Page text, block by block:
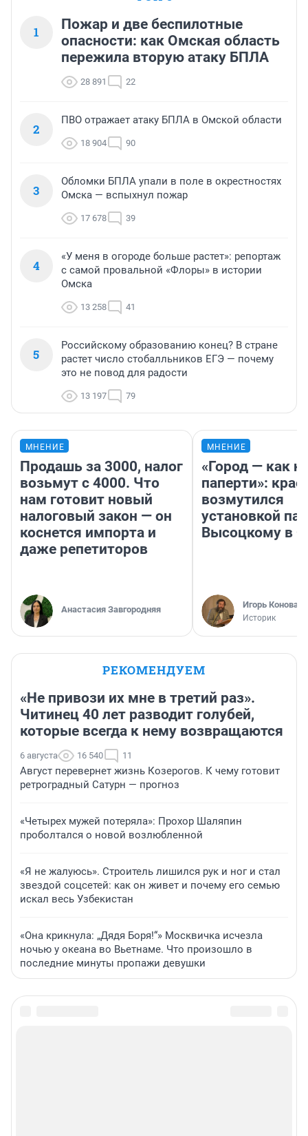
1
Пожар и две беспилотные
опасности: как Омская область
пережила вторую атаку БПЛА
28 891 22
2
ПВО отражает атаку БПЛА в Омской области
18 904 90
3
Обломки БПЛА упали в поле в окрестностях
Омска — вспыхнул пожар
17 678 39
4
«У меня в огороде больше растет»: репортаж
с самой провальной «Флоры» в истории
Омска
13 258 41
5
Российскому образованию конец? В стране
растет число стобалльников ЕГЭ — почему
это не повод для радости
13 197 79
МНЕНИЕ
Продашь за 3000, налог
возьмут с 4000. Что
нам готовит новый
налоговый закон — он
коснется импорта и
даже репетиторов
Анастасия Завгородняя
МНЕНИЕ
«Город — как
паперти»:
возмутился
установкой
Высоцкому в
Игорь
Историк
РЕКОМЕНДУЕМ
«Не привози их мне в третий раз».
Читинец 40 лет разводит голубей,
которые всегда к нему возвращаются
6 августа 16 540 11
Август перевернет жизнь Козерогов. К чему готовит
ретроградный Сатурн — прогноз
«Четырех мужей потеряла»: Прохор Шаляпин
проболтался о новой возлюбленной
«Я не жалуюсь». Строитель лишился рук и ног и стал
звездой соцсетей: как он живет и почему его семью
искал весь Узбекистан
«Она крикнула: „Дядя Боря!“» Москвичка исчезла
ночью у океана во Вьетнаме. Что произошло в
последние минуты пропажи девушки